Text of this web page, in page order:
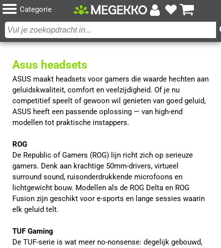
Categorie
Asus headsets
ASUS maakt headsets voor gamers die waarde hechten aan
geluidskwaliteit, comfort en veelzijdigheid. Of je nu
competitief speelt of gewoon wil genieten van goed geluid,
ASUS heeft een passende oplossing — van high-end
modellen tot praktische instappers.
ROG
De Republic of Gamers (ROG) lijn richt zich op serieuze
gamers. Denk aan krachtige 50mm-drivers, virtueel
surround sound, ruisonderdrukkende microfoons en
lichtgewicht bouw. Modellen als de ROG Delta en ROG
Fusion zijn geschikt voor e-sports en lange sessies waarin
elk geluid telt.
TUF Gaming
De TUF-serie is wat meer no-nonsense: degelijk gebouwd,